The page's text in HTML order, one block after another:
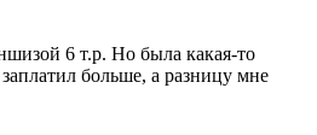
6 т.р. Но была какая-то
больше, а разницу мне